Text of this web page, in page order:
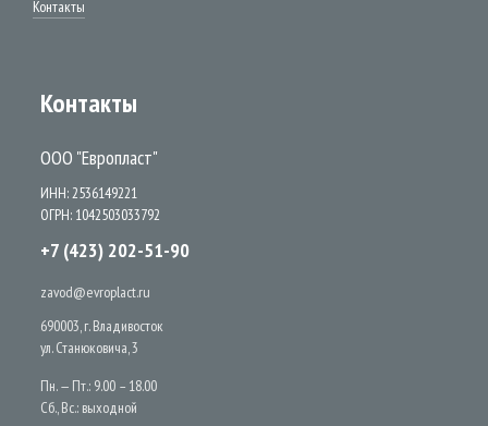
Контакты
Контакты
ООО "Европласт"
ИНН: 2536149221
ОГРН: 1042503033792
+7 (423) 202-51-90
zavod@evroplact.ru
690003, г. Владивосток
ул. Станюковича, 3
Пн. — Пт.: 9.00 – 18.00
Сб., Вс.: выходной